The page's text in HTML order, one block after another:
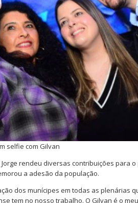
selfie com Gilvan
rendeu diversas contribuições para
a adesão da população.
dos munícipes em todas as plenárias
tem no nosso trabalho. O Gilvan é o